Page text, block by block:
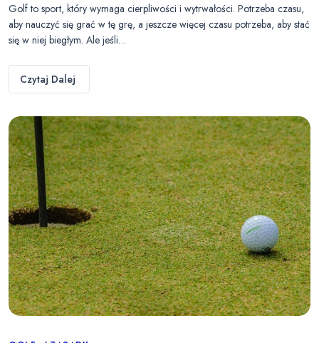
Golf to sport, który wymaga cierpliwości i wytrwałości. Potrzeba czasu,
aby nauczyć się grać w tę grę, a jeszcze więcej czasu potrzeba, aby stać
się w niej biegłym. Ale jeśli…
Czytaj Dalej